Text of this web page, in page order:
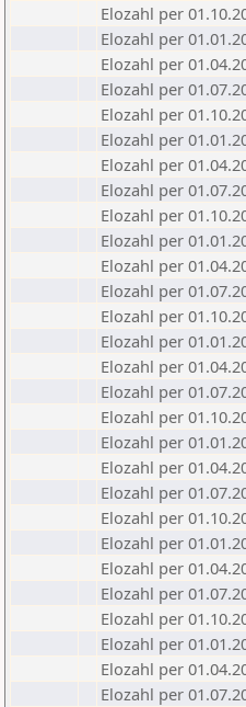
Elozahl per
Elozahl per
Elozahl per
Elozahl per
Elozahl per
Elozahl per
Elozahl per
Elozahl per
Elozahl per
Elozahl per
Elozahl per
Elozahl per
Elozahl per
Elozahl per
Elozahl per
Elozahl per
Elozahl per
Elozahl per
Elozahl per
Elozahl per
Elozahl per
Elozahl per
Elozahl per
Elozahl per
Elozahl per
Elozahl per
Elozahl per
Elozahl per